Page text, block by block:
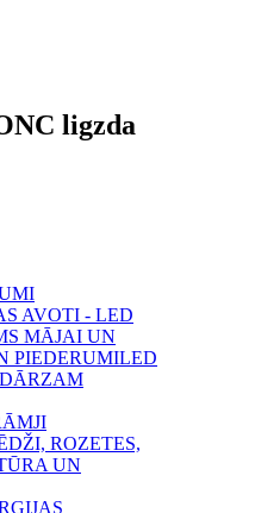
ligzda
AVOTI - LED
MĀJAI UN
PIEDERUMILED
DĀRZAM
ROZETES,
UN